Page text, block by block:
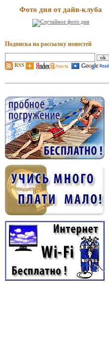
Фото дня от дайв-клуба
Подписка на рассылку новостей
RSS